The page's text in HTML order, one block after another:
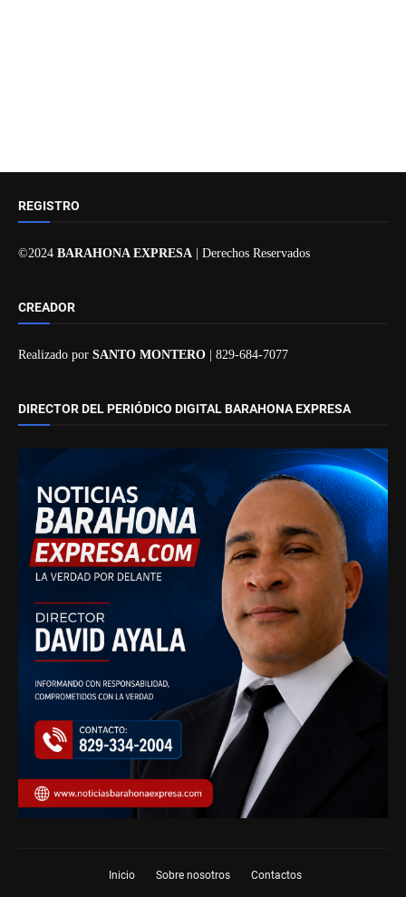
REGISTRO
©2024 BARAHONA EXPRESA | Derechos Reservados
CREADOR
Realizado por SANTO MONTERO | 829-684-7077
DIRECTOR DEL PERIÓDICO DIGITAL BARAHONA EXPRESA
Inicio Sobre nosotros Contactos